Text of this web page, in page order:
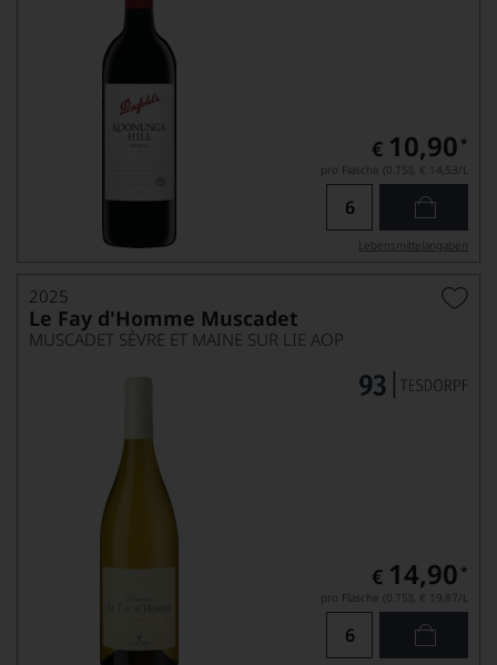
€ 10,90 *
pro Flasche (0.75l), € 14,53/L
Lebensmittel­angaben
2025
Le Fay d'Homme Muscadet
MUSCADET SÈVRE ET MAINE SUR LIE AOP
€ 14,90 *
pro Flasche (0.75l), € 19,87/L